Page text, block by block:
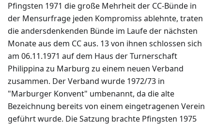
Pfingsten 1971 die große Mehrheit der CC-Bünde in
der Mensurfrage jeden Kompromiss ablehnte, traten
die andersdenkenden Bünde im Laufe der nächsten
Monate aus dem CC aus. 13 von ihnen schlossen sich
am 06.11.1971 auf dem Haus der Turnerschaft
Philippina zu Marburg zu einem neuen Verband
zusammen. Der Verband wurde 1972/73 in
"Marburger Konvent" umbenannt, da die alte
Bezeichnung bereits von einem eingetragenen Verein
geführt wurde. Die Satzung brachte Pfingsten 1975